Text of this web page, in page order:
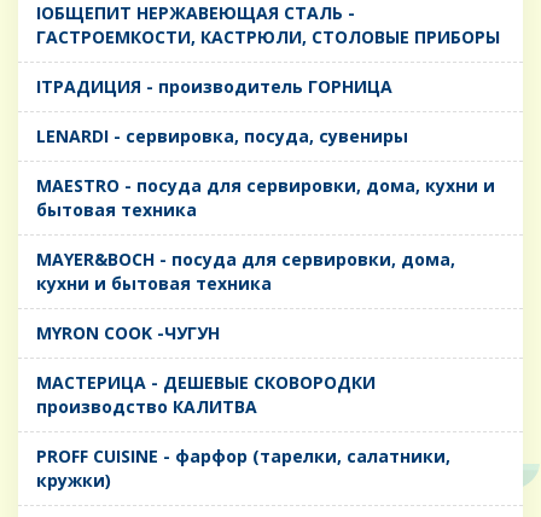
IОБЩЕПИТ НЕРЖАВЕЮЩАЯ СТАЛЬ -
ГАСТРОЕМКОСТИ, КАСТРЮЛИ, СТОЛОВЫЕ ПРИБОРЫ
IТРАДИЦИЯ - производитель ГОРНИЦА
LENARDI - сервировка, посуда, сувениры
MAESTRO - посуда для сервировки, дома, кухни и
бытовая техника
MAYER&BOCH - посуда для сервировки, дома,
кухни и бытовая техника
MYRON COOK -ЧУГУН
MАСТЕРИЦА - ДЕШЕВЫЕ СКОВОРОДКИ
производство КАЛИТВА
PROFF CUISINE - фарфор (тарелки, салатники,
кружки)